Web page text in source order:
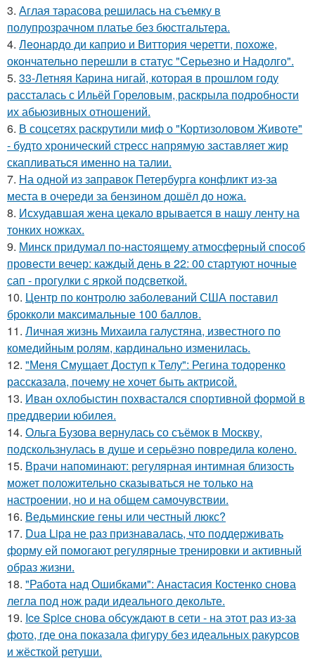
3. Аглая тарасова решилась на съемку в
полупрозрачном платье без бюстгальтера.
4. Леонардо ди каприо и Виттория черетти, похоже,
окончательно перешли в статус "Серьезно и Надолго".
5. 33-Летняя Карина нигай, которая в прошлом году
рассталась с Ильёй Гореловым, раскрыла подробности
их абьюзивных отношений.
6. В соцсетях раскрутили миф о "Кортизоловом Животе"
- будто хронический стресс напрямую заставляет жир
скапливаться именно на талии.
7. На одной из заправок Петербурга конфликт из-за
места в очереди за бензином дошёл до ножа.
8. Исхудавшая жена цекало врывается в нашу ленту на
тонких ножках.
9. Минск придумал по-настоящему атмосферный способ
провести вечер: каждый день в 22: 00 стартуют ночные
сап - прогулки с яркой подсветкой.
10. Центр по контролю заболеваний США поставил
брокколи максимальные 100 баллов.
11. Личная жизнь Михаила галустяна, известного по
комедийным ролям, кардинально изменилась.
12. "Меня Смущает Доступ к Телу": Регина тодоренко
рассказала, почему не хочет быть актрисой.
13. Иван охлобыстин похвастался спортивной формой в
преддверии юбилея.
14. Ольга Бузова вернулась со съёмок в Москву,
подскользнулась в душе и серьёзно повредила колено.
15. Врачи напоминают: регулярная интимная близость
может положительно сказываться не только на
настроении, но и на общем самочувствии.
16. Ведьминские гены или честный люкс?
17. Dua Lipa не раз признавалась, что поддерживать
форму ей помогают регулярные тренировки и активный
образ жизни.
18. "Работа над Ошибками": Анастасия Костенко снова
легла под нож ради идеального декольте.
19. Ice Spice снова обсуждают в сети - на этот раз из-за
фото, где она показала фигуру без идеальных ракурсов
и жёсткой ретуши.